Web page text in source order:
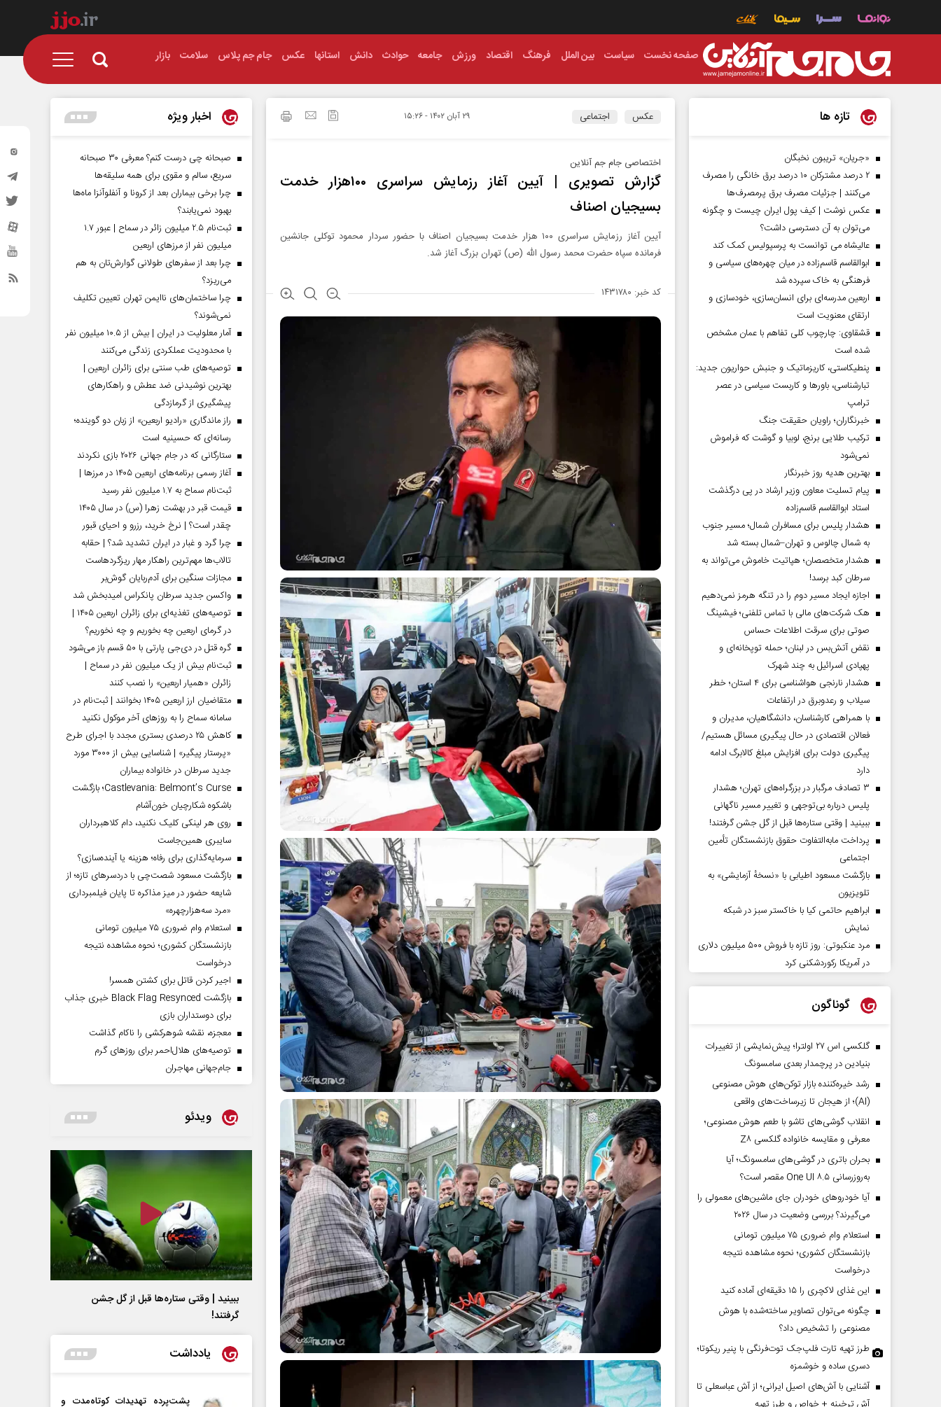
صفحه نخست سیاست بین الملل فرهنگ اقتصاد ورزش جامعه حوادث دانش استانها عکس جام جم پلاس سلامت بازار
عکس اجتماعی ۲۹ آبان ۱۴۰۲ - ۱۵:۲۶
اختصاصی جام جم آنلاین
گزارش تصویری | آیین آغاز رزمایش سراسری ۱۰۰هزار خدمت
بسیجیان اصناف
آیین آغاز رزمایش سراسری ۱۰۰ هزار خدمت بسیجیان اصناف با حضور سردار محمود توکلی جانشین
فرمانده سپاه حضرت محمد رسول الله (ص) تهران بزرگ آغاز شد.
کد خبر: ۱۴۳۱۷۸۰
تازه ها
«جریان» تریبون نخبگان
۲ درصد مشترکان ۱۰ درصد برق خانگی را مصرف
می‌کنند | جزئیات مصرف برق پرمصرف‌ها
عکس نوشت | کیف پول ایران چیست و چگونه
می‌توان به آن دسترسی داشت؟
عالیشاه می توانست به پرسپولیس کمک کند
ابوالقاسم قاسم‌زاده در میان چهره‌های سیاسی و
فرهنگی به خاک سپرده شد
اربعین مدرسه‌ای برای انسان‌سازی، خودسازی و
ارتقای معنویت است
قشقاوی: چارچوب کلی تفاهم با عمان مشخص
شده است
پنطیکاستی، کاریزماتیک و جنبش حواریون جدید:
تبارشناسی، باور‌ها و کاربست سیاسی در عصر
ترامپ
خبرنگاران؛ راویان حقیقت جنگ
ترکیب طلایی برنج، لوبیا و گوشت که فراموش
نمی‌شود
بهترین هدیه روز خبرنگار
پیام تسلیت معاون وزیر ارشاد در پی درگذشت
استاد ابوالقاسم قاسم‌زاده
هشدار پلیس برای مسافران شمال؛ مسیر جنوب
به شمال چالوس و تهران–شمال بسته شد
هشدار متخصصان؛ هپاتیت خاموش می‌تواند به
سرطان کبد برسد!
اجازه ایجاد مسیر دوم را در تنگه هرمز نمی‌دهیم
هک شرکت‌های مالی با تماس تلفنی؛ فیشینگ
صوتی برای سرقت اطلاعات حساس
نقض آتش‌بس در لبنان؛ حمله توپخانه‌ای و
پهپادی اسرائیل به چند شهرک
هشدار نارنجی هواشناسی برای ۴ استان؛ خطر
سیلاب و رعدوبرق در ارتفاعات
با همراهی کارشناسان، دانشگاهیان، مدیران و
فعالان اقتصادی در حال پیگیری مسائل هستیم/
پیگیری دولت برای افزایش مبلغ کالابرگ ادامه
دارد
۳ تصادف مرگبار در بزرگراه‌های تهران؛ هشدار
پلیس درباره بی‌توجهی و تغییر مسیر ناگهانی
ببینید | وقتی ستاره‌ها قبل از گل جشن گرفتند!
پرداخت مابه‌التفاوت حقوق بازنشستگان تأمین
اجتماعی
بازگشت مسعود اطیابی با «نسخهٔ آزمایشی» به
تلویزیون
ابراهیم حاتمی کیا با خاکستر سبز در شبکه
نمایش
مرد عنکبوتی: روز تازه با فروش ۵۰۰ میلیون دلاری
در آمریکا رکوردشکنی کرد
گوناگون
گلکسی اس ۲۷ اولترا؛ پیش‌نمایشی از تغییرات
بنیادین در پرچمدار بعدی سامسونگ
رشد خیره‌کننده بازار توکن‌های هوش مصنوعی
(AI)؛ از هیجان تا زیرساخت‌های واقعی
انقلاب گوشی‌های تاشو‌ با طعم هوش مصنوعی؛
معرفی و مقایسه خانواده گلکسی Z۸
بحران باتری در گوشی‌های سامسونگ؛ آیا
به‌روزرسانی One UI ۸.۵ مقصر است؟
آیا خودروهای خودران جای ماشین‌های معمولی را
می‌گیرند؟ بررسی وضعیت در سال ۲۰۲۶
استعلام وام ضروری ۷۵ میلیون تومانی
بازنشستگان کشوری؛ نحوه مشاهده نتیجه
درخواست
این غذای لاکچری را ۱۵ دقیقه‌ای آماده کنید
چگونه می‌توان تصاویر ساخته‌شده با هوش
مصنوعی را تشخیص داد؟
طرز تهیه تارت فلپ‌جک توت‌فرنگی با پنیر ریکوتا؛
دسری ساده و خوشمزه
آشنایی با آش‌های اصیل ایرانی؛ از آش عباسعلی تا
اخبار ویژه
صبحانه چی درست کنم؟ معرفی ۳۰ صبحانه
سریع، سالم و مقوی برای همه سلیقه‌ها
چرا برخی بیماران بعد از کرونا و آنفلوآنزا ماه‌ها
بهبود نمی‌یابند؟
ثبت‌نام ۲.۵ میلیون زائر در سماح | عبور ۱.۷
میلیون نفر از مرز‌های اربعین
چرا بعد از سفرهای طولانی گوارش‌تان به هم
می‌ریزد؟
چرا ساختمان‌های ناایمن تهران تعیین تکلیف
نمی‌شوند؟
آمار معلولیت در ایران | بیش از ۱۰.۵ میلیون نفر
با محدودیت عملکردی زندگی می‌کنند
توصیه‌های طب سنتی برای زائران اربعین |
بهترین نوشیدنی ضد عطش و راهکارهای
پیشگیری از گرمازدگی
راز ماندگاری «رادیو اربعین» از زبان دو گوینده؛
رسانه‌ای که حسینیه است
ستارگانی که در جام جهانی ۲۰۲۶ بازی نکردند
آغاز رسمی برنامه‌های اربعین ۱۴۰۵ در مرز‌ها |
ثبت‌نام سماح به ۱.۷ میلیون نفر رسید
قیمت قبر در بهشت زهرا (س) در سال ۱۴۰۵
چقدر است؟ | نرخ خرید، رزرو و احیای قبور
چرا گرد و غبار در ایران تشدید شد؟ | حقابه
تالاب‌ها مهم‌ترین راهکار مهار ریزگردهاست
مجازات سنگین برای آدم‌ربایان گوش‌بر
واکسن جدید سرطان پانکراس امیدبخش شد
توصیه‌های تغذیه‌ای برای زائران اربعین ۱۴۰۵ |
در گرمای اربعین چه بخوریم و چه نخوریم؟
گره قتل در دی‌جی پارتی با ۵۰ قسم باز می‌شود
ثبت‌نام بیش از یک میلیون نفر در سماح |
زائران «همیار اربعین» را نصب کنند
متقاضیان ارز اربعین ۱۴۰۵ بخوانند | ثبت‌نام در
سامانه سماح را به روز‌های آخر موکول نکنید
کاهش ۲۵ درصدی بستری مجدد با اجرای طرح
«پرستار پیگیر» | شناسایی بیش از ۳۰۰۰ مورد
جدید سرطان در خانواده بیماران
Castlevania: Belmont’s Curse؛ بازگشت
باشکوه شکارچیان خون‌آشام
روی هر لینکی کلیک نکنید، دام کلاهبرداران
سایبری همین‌جاست
سرمایه‌گذاری برای رفاه؛ هزینه یا آینده‌سازی؟
بازگشت مسعود شصت‌چی با دردسر‌های تازه؛ از
شایعه حضور در میز مذاکره تا پایان فیلمبرداری
«مرد سه‌هزارچهره»
استعلام وام ضروری ۷۵ میلیون تومانی
بازنشستگان کشوری؛ نحوه مشاهده نتیجه
درخواست
اجیر کردن قاتل برای کشتن همسر!
بازگشت Black Flag Resynced خبری جذاب
برای دوستداران بازی
معجزه، نقشه شوهرکشی را ناکام گذاشت
توصیه‌های هلال‌احمر برای روز‌های گرم
جام‌جهانی مهاجران
ویدئو
ببینید | وقتی ستاره‌ها قبل از گل جشن
گرفتند!
یادداشت
همه مدافع حرم هستیم حکایت یک تاریخ و دو زندگی چرایی عقب‌نشینی ترامپ؟
پشت‌پرده تهدیدات کوتاه‏‌مدت و